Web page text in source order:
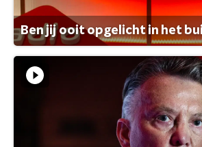
Ben jij ooit opgelicht in het